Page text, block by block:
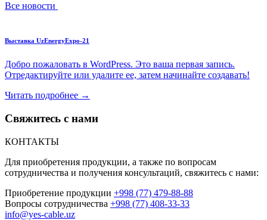
Все новости
Выставка UzEnergyExpo-21
Добро пожаловать в WordPress. Это ваша первая запись.
Отредактируйте или удалите ее, затем начинайте создавать!
Читать подробнее →
Свяжитесь с нами
КОНТАКТЫ
Для приобретения продукции, а также по вопросам
сотрудничества и получения консультаций, свяжитесь с нами:
Приобретение продукции +998 (77) 479-88-88
Вопросы сотрудничества +998 (77) 408-33-33
info@yes-cable.uz